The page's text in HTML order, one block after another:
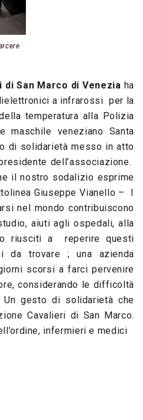
di San Marco di Venezia ha
a infrarossi per la
temperatura alla Polizia
maschile veneziano Santa
di solidarietà messo in atto
dell’associazione.
il nostro sodalizio esprime
Giuseppe Vianello – I
nel mondo contribuiscono
aiuti agli ospedali, alla
riusciti a reperire questi
da trovare ; una azienda
scorsi a farci pervenire
considerando le difficoltà
Un gesto di solidarietà che
Cavalieri di San Marco.
infermieri e medici